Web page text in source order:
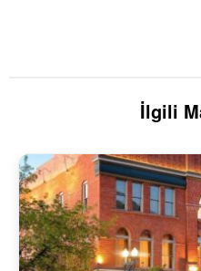
İlgili